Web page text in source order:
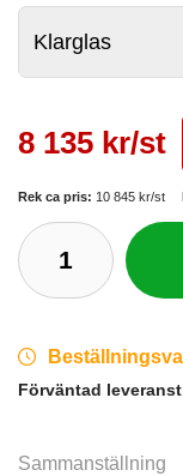
8 135 kr/st
Rek ca pris: 10 845 kr/st
Förväntad
Sammanställning